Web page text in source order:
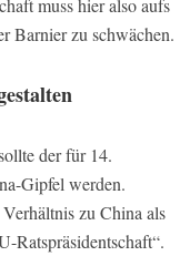
muss hier also aufs
Barnier zu schwächen.
der für 14.
Gipfel werden.
zu China als
Ratspräsidentschaft“.